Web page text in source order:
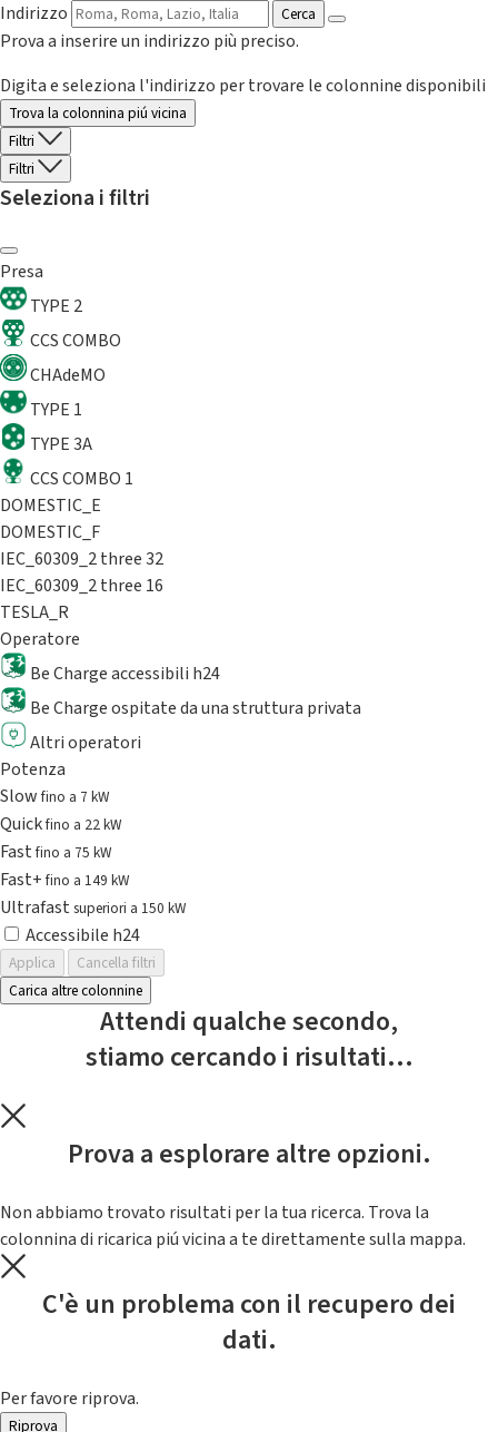
Indirizzo
Cerca
Prova a inserire un indirizzo più preciso.
Digita e seleziona l'indirizzo per trovare le colonnine disponibili
Trova la colonnina piú vicina
Filtri
Filtri
Seleziona i filtri
Presa
TYPE 2
CCS COMBO
CHAdeMO
TYPE 1
TYPE 3A
CCS COMBO 1
DOMESTIC_E
DOMESTIC_F
IEC_60309_2 three 32
IEC_60309_2 three 16
TESLA_R
Operatore
Be Charge accessibili h24
Be Charge ospitate da una struttura privata
Altri operatori
Potenza
Slowfino a 7 kW
Quickfino a 22 kW
Fastfino a 75 kW
Fast+fino a 149 kW
Ultrafast superiori a 150 kW
Accessibile h24
Applica
Cancella filtri
Carica altre colonnine
Attendi qualche secondo,
stiamo cercando i risultati...
Prova a esplorare altre opzioni.
Non abbiamo trovato risultati per la tua ricerca. Trova la
colonnina di ricarica piú vicina a te direttamente sulla mappa.
C'è un problema con il recupero dei
dati.
Per favore riprova.
Riprova